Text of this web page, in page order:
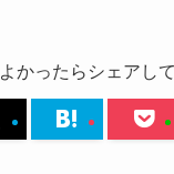
よかったらシェアして